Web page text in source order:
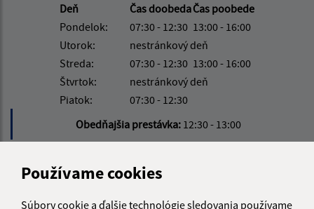
Používame cookies
Súbory cookie a ďalšie technológie sledovania používame
Deň
Čas doobedaČas poobede
Pondelok:
07:30 - 12:30 13:00 - 16:00
Utorok:
nestránkový deň
Streda:
07:30 - 12:30 13:00 - 16:00
Štvrtok:
nestránkový deň
Piatok:
07:30 - 12:30
Obedňajšia prestávka: 12:30 - 13:00
Kontakt:
Obecný úrad Rudnianska Lehota